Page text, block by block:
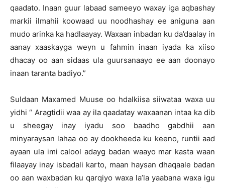
qaadato. Inaan guur labaad sameeyo waxay iga aqbashay
markii ilmahii koowaad uu noodhashay ee aniguna aan
mudo arinka ka hadlaayay. Waxaan inbadan ku da’daalay in
aanay xaaskayga weyn u fahmin inaan iyada ka xiiso
dhacay oo aan sidaas ula guursanaayo ee aan doonayo
inaan taranta badiyo.”
Suldaan Maxamed Muuse oo hdalkiisa siiwataa waxa uu
yidhi “ Aragtidii waa ay ila qaadatay waxaanan intaa ka dib
u sheegay inay iyadu soo baadho gabdhii aan
minyaraysan lahaa oo ay dookheeda ku keeno, runtii aad
ayaan ula imi calool adayg badan waayo mar kasta waan
filaayay inay isbadali karto, maan haysan dhaqaale badan
oo aan waxbadan ku qarqiyo waxa la’la yaabana waxa igu